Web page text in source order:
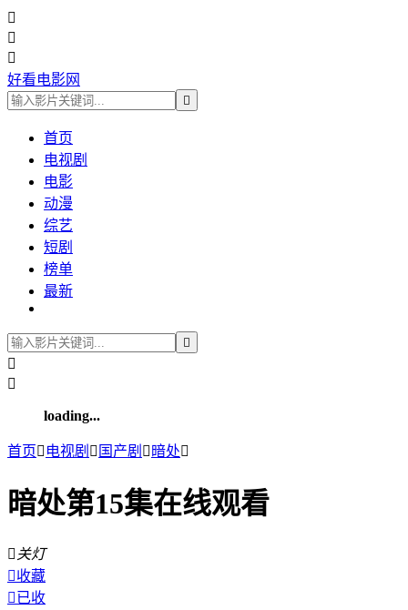



好看电影网

首页
电视剧
电影
动漫
综艺
短剧
榜单
最新



loading...
首页 电视剧  国产剧  暗处
暗处第15集在线观看
 关灯
收藏
已收